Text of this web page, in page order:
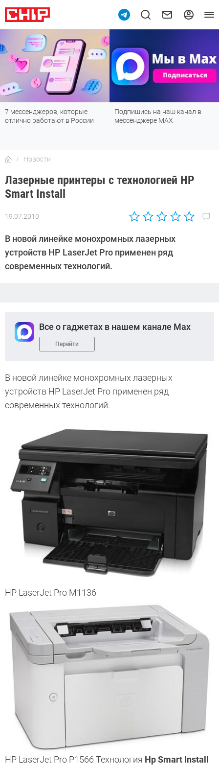
7 мессенджеров, которые
отлично работают в России
Подпишись на наш канал в
мессенджере МАХ
Новости
Лазерные принтеры с технологией HP
Smart Install
19.07.2010
Автор:
В новой линейке монохромных лазерных
устройств HP LaserJet Pro применен ряд
современных технологий.
Все о гаджетах в нашем канале Max
Перейти
В новой линейке монохромных лазерных
устройств HP LaserJet Pro применен ряд
современных технологий.
HP LaserJet Pro M1136
HP LaserJet Pro P1566 Технология Hp Smart Install